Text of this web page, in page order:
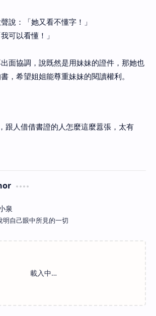
說：「她又看不懂字！」
可以看懂！」
面協調，說既然是用妹妹的證件，那她也
，希望姐姐能尊重妹妹的閱讀權利。
跟人借借書證的人怎麼這麼囂張，太有
明自己眼中所見的一切